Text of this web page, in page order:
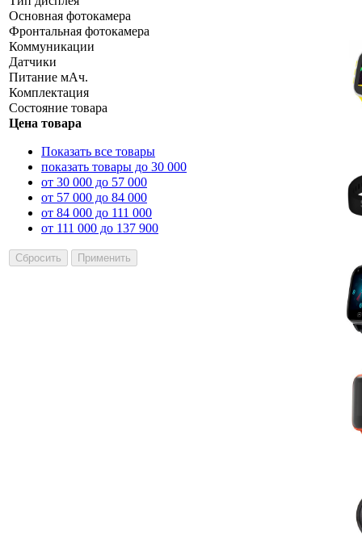
Основная фотокамера
Фронтальная фотокамера
Коммуникации
Датчики
Питание мАч.
Комплектация
Состояние товара
Цена товара
Показать все товары
показать товары до 30 000
от 30 000 до 57 000
от 57 000 до 84 000
от 84 000 до 111 000
от 111 000 до 137 900